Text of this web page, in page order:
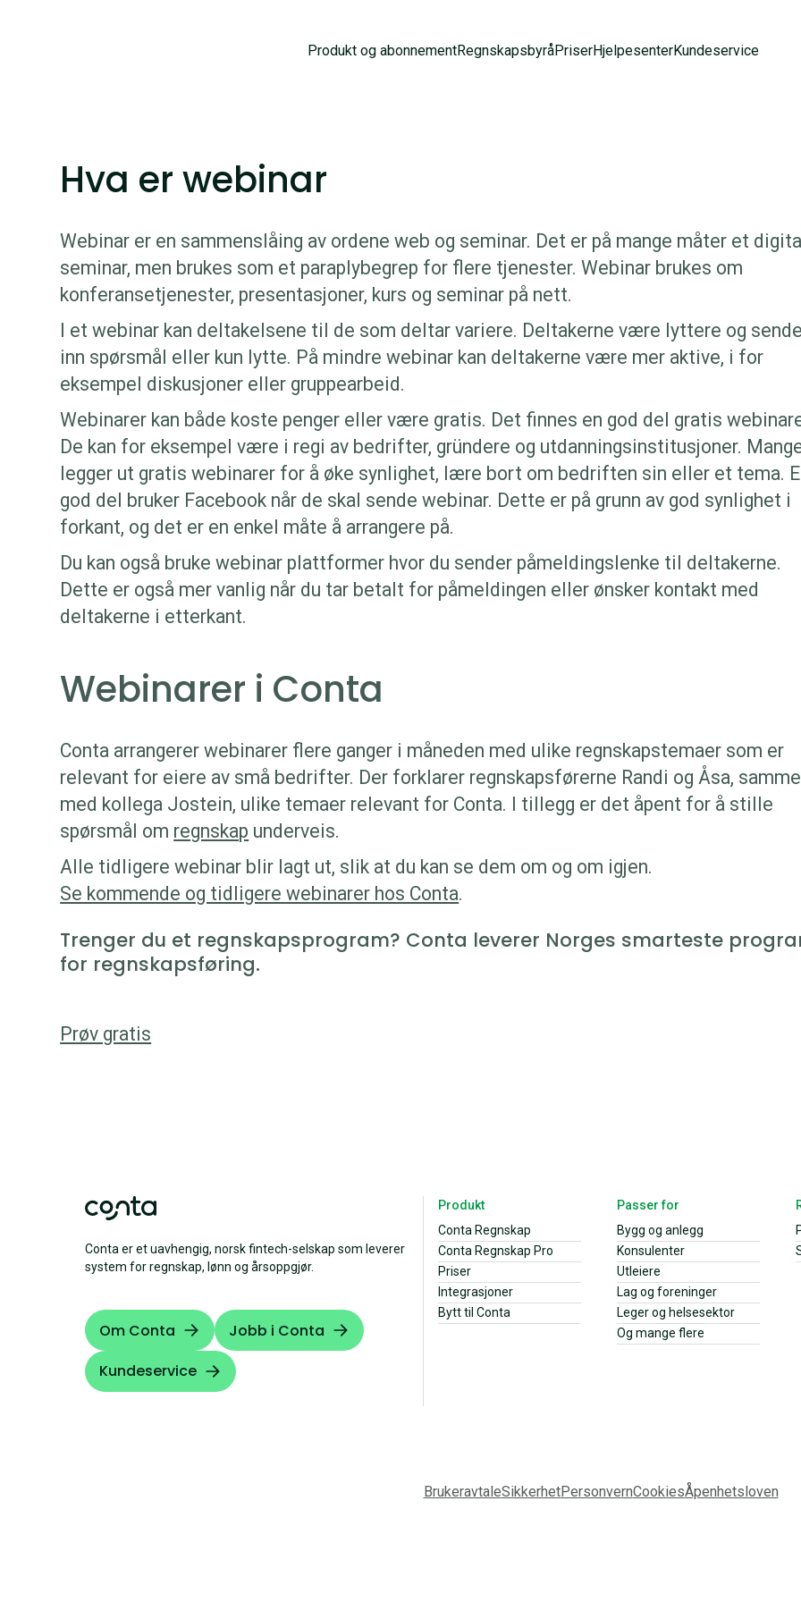
Produkt og abonnementRegnskapsbyråPriserHjelpesenterKundeservice
Hva er webinar
Webinar er en sammenslåing av ordene web og seminar. Det er på mange måter et
seminar, men brukes som et paraplybegrep for flere tjenester. Webinar brukes om
konferansetjenester, presentasjoner, kurs og seminar på nett.
I et webinar kan deltakelsene til de som deltar variere. Deltakerne være lyttere og
inn spørsmål eller kun lytte. På mindre webinar kan deltakerne være mer aktive, i for
eksempel diskusjoner eller gruppearbeid.
Webinarer kan både koste penger eller være gratis. Det finnes en god del gratis
De kan for eksempel være i regi av bedrifter, gründere og utdanningsinstitusjoner.
legger ut gratis webinarer for å øke synlighet, lære bort om bedriften sin eller et tema.
god del bruker Facebook når de skal sende webinar. Dette er på grunn av god synlighet i
forkant, og det er en enkel måte å arrangere på.
Du kan også bruke webinar plattformer hvor du sender påmeldingslenke til deltakerne.
Dette er også mer vanlig når du tar betalt for påmeldingen eller ønsker kontakt med
deltakerne i etterkant.
Webinarer i Conta
Conta arrangerer webinarer flere ganger i måneden med ulike regnskapstemaer som er
relevant for eiere av små bedrifter. Der forklarer regnskapsførerne Randi og Åsa,
med kollega Jostein, ulike temaer relevant for Conta. I tillegg er det åpent for å stille
spørsmål om regnskap underveis.
Alle tidligere webinar blir lagt ut, slik at du kan se dem om og om igjen.
Se kommende og tidligere webinarer hos Conta.
Trenger du et regnskapsprogram? Conta leverer Norges smarteste
for regnskapsføring.
Prøv gratis
Conta er et uavhengig, norsk fintech-selskap som leverer
system for regnskap, lønn og årsoppgjør.
Om Conta
Jobb i Conta
Kundeservice
Produkt
Conta Regnskap
Conta Regnskap Pro
Priser
Integrasjoner
Bytt til Conta
Passer for
Bygg og anlegg
Konsulenter
Utleiere
Lag og foreninger
Leger og helsesektor
Og mange flere
BrukeravtaleSikkerhetPersonvernCookiesÅpenhetsloven